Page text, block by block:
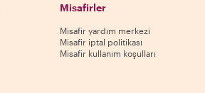
Misafirler
Misafir yardım merkezi
Misafir iptal politikası
Misafir kullanım koşulları